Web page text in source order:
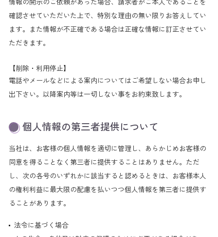
確認させていただいた上で、特別な理由の無い限りお答えしてい
ます。また情報が不正確である場合は正確な情報に訂正させてい
ただきます。
【削除・利用停止】
電話やメールなどによる案内についてはご希望しない場合お申し
出下さい。以降案内等は一切しない事をお約束致します。
個人情報の第三者提供について
当社は、お客様の個人情報を適切に管理し、あらかじめお客様の
同意を得ることなく第三者に提供することはありません。ただ
し、次の各号のいずれかに該当すると認めるときは、お客様本人
の権利利益に最大限の配慮を払いつつ個人情報を第三者に提供す
ることがあります。
法令に基づく場合